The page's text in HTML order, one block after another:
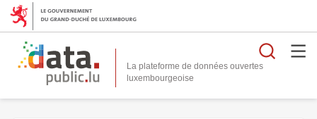
La plateforme de données ouvertes